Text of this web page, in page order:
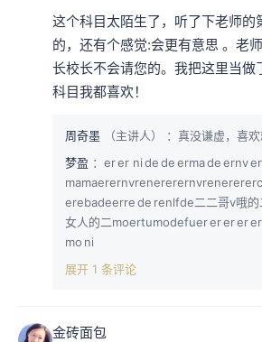
这个科目太陌生了，听了下老师的
的，还有个感觉:会更有意思 。老
长校长不会请您的。我把这里当做
科目我都喜欢！
周奇墨 （主讲人）
：真没谦虚，喜欢
梦盈 ：er er ni de de erma de ernv
erebadeerre de renlfde二二哥v哦的
女人的二moertumodefuer er er er er
mo ni
展开 1 条评论
金砖面包